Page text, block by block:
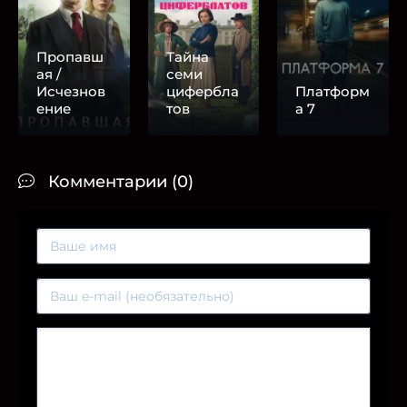
Пропавш
ая /
Исчезнов
ение
Тайна
семи
цифербла
тов
Платформ
а 7
Комментарии (0)